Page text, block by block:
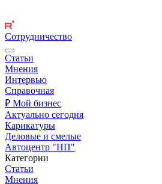
Сотрудничество
Статьи
Мнения
Интервью
Справочная
₽ Мой бизнес
Актуально сегодня
Карикатуры
Деловые и смелые
Автоцентр "НП"
Категории
Статьи
Мнения